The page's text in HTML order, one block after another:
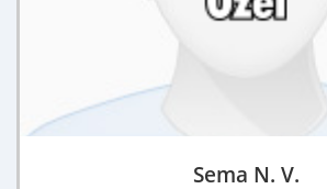
Sema N. V.